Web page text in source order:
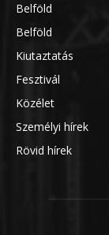
Belföld
Belföld
Kiutaztatás
Fesztivál
Közélet
Személyi hírek
Rövid hírek